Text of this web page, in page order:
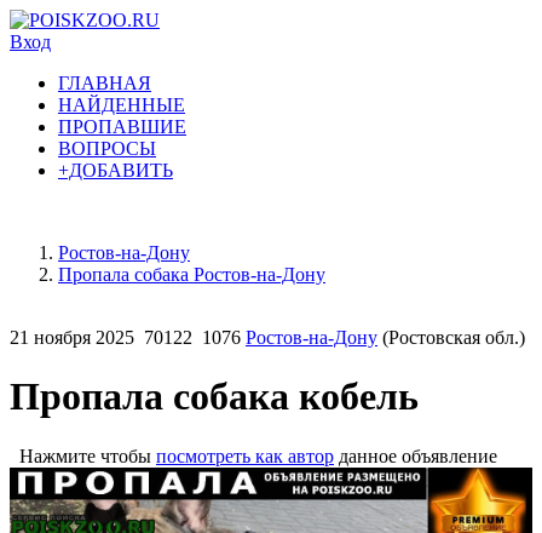
Вход
ГЛАВНАЯ
НАЙДЕННЫЕ
ПРОПАВШИЕ
ВОПРОСЫ
+ДОБАВИТЬ
Ростов-на-Дону
Пропала собака Ростов-на-Дону
21 ноября 2025 70122 1076 Ростов-на-Дону (Ростовская обл.)
Пропала собака кобель
Нажмите чтобы посмотреть как автор данное объявление